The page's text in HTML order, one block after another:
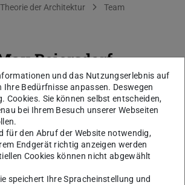
der Architektur
Team
Beiersdorf
und das Nutzungserlebnis auf
Ihre Bedürfnisse anpassen. Deswegen
Cookies. Sie können selbst entscheiden,
bei Ihrem Besuch unserer Webseiten
für den Abruf der Website notwendig,
Endgerät richtig anzeigen werden
Cookies können nicht abgewählt
speichert Ihre Spracheinstellung und